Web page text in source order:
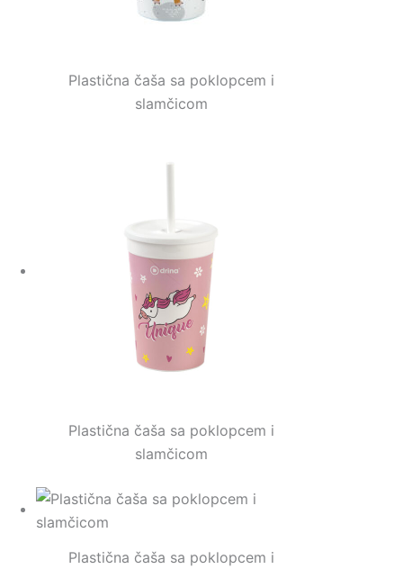
Plastična čaša sa poklopcem i
slamčicom
Plastična čaša sa poklopcem i
slamčicom
Plastična čaša sa poklopcem i